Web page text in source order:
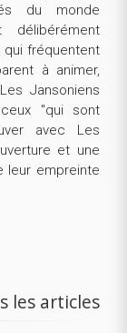
du monde
délibérément
qui fréquentent
à animer,
Jansoniens
"qui sont
avec Les
et une
leur empreinte
les articles